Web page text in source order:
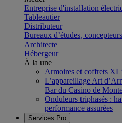
Entreprise d'installation
Tableautier
Distributeur
Bureaux d’études,
Architecte
Hébergeur
À la une
Armoires et coffrets
L’appareillage Art
Bar du Casino de
Onduleurs triphasés :
performance assurées
Services Pro